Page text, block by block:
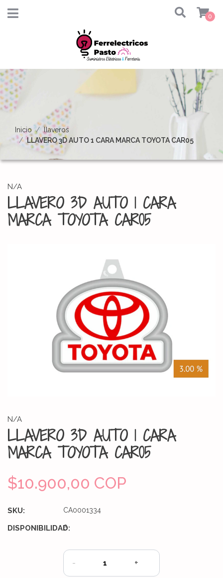
0
Inicio
llaveros
LLAVERO 3D AUTO 1 CARA MARCA TOYOTA CAR05
N/A
LLAVERO 3D AUTO 1 CARA
MARCA TOYOTA CAR05
N/A
LLAVERO 3D AUTO 1 CARA
MARCA TOYOTA CAR05
$10.900,00 COP
SKU: CA0001334
DISPONIBILIDAD:
6
- +